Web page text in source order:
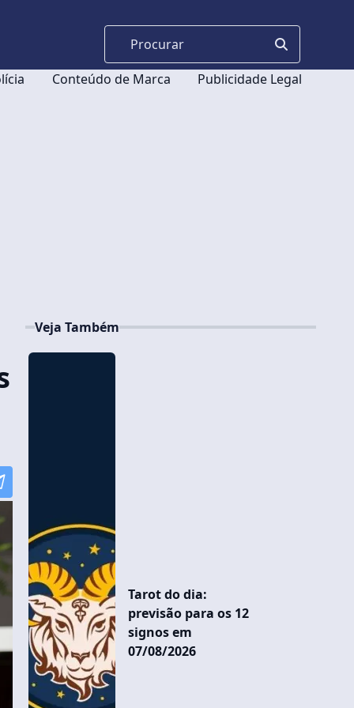
Conteúdo de Marca Publicidade Legal
Veja Também
Tarot do dia:
previsão para os 12
signos em
07/08/2026